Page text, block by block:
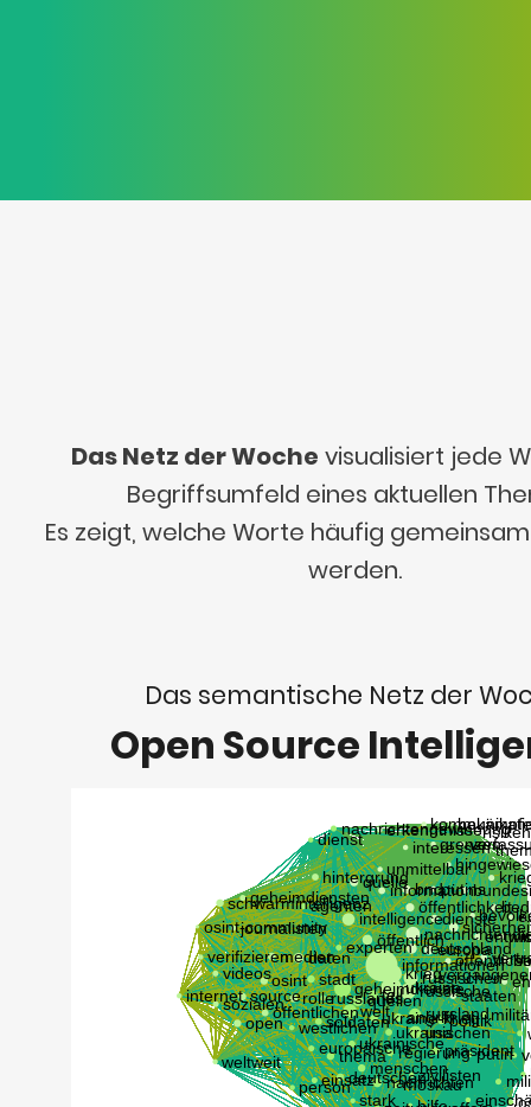
Das Netz der Woche visualisiert jede
Begriffsumfeld eines aktuellen
Es zeigt, welche Worte häufig
werden.
Das semantische Netz der
Open Source